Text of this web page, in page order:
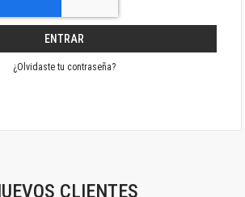
ENTRAR
¿Olvidaste tu contraseña?
CLIENTES